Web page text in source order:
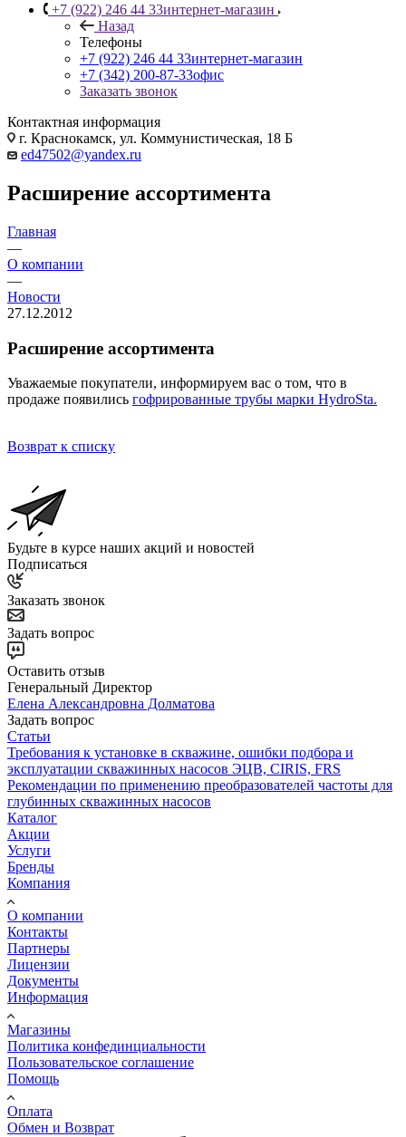
+7 (922) 246 44 33интернет-магазин
Назад
Телефоны
+7 (922) 246 44 33интернет-магазин
+7 (342) 200-87-33офис
Заказать звонок
Контактная информация
г. Краснокамск, ул. Коммунистическая, 18 Б
ed47502@yandex.ru
Расширение ассортимента
Главная
—
О компании
—
Новости
27.12.2012
Расширение ассортимента
Уважаемые покупатели, информируем вас о том, что в
продаже появились гофрированные трубы марки HydroSta.
Возврат к списку
Будьте в курсе наших акций и новостей
Подписаться
Заказать звонок
Задать вопрос
Оставить отзыв
Генеральный Директор
Елена Александровна Долматова
Задать вопрос
Статьи
Требования к установке в скважине, ошибки подбора и
эксплуатации скважинных насосов ЭЦВ, CIRIS, FRS
Рекомендации по применению преобразователей частоты для
глубинных скважинных насосов
Каталог
Акции
Услуги
Бренды
Компания
О компании
Контакты
Партнеры
Лицензии
Документы
Информация
Магазины
Политика конфединциальности
Пользовательское соглашение
Помощь
Оплата
Обмен и Возврат